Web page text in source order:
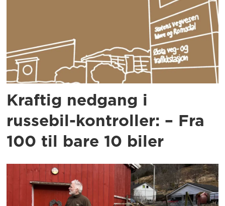
Kraftig nedgang i
russebil-kontroller: – Fra
100 til bare 10 biler